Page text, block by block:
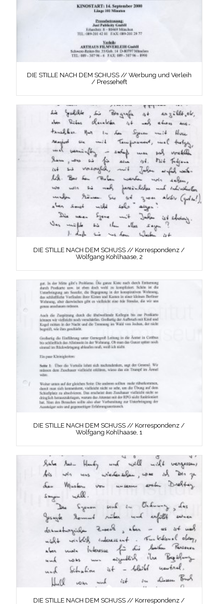
DIE STILLE NACH DEM SCHUSS // Werbung und Verleih
/ Presseheft
DIE STILLE NACH DEM SCHUSS // Korrespondenz /
Wolfgang Kohlhaase, 2
DIE STILLE NACH DEM SCHUSS // Korrespondenz /
Wolfgang Kohlhaase, 1
DIE STILLE NACH DEM SCHUSS // Korrespondenz /